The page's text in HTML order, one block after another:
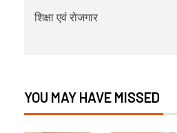
शिक्षा एवं रोजगार
YOU MAY HAVE MISSED